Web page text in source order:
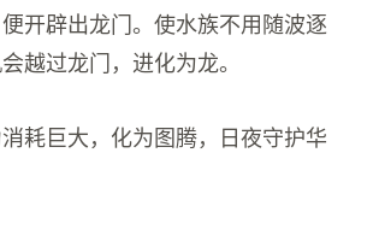
开辟出龙门。使水族不用随波逐
越过龙门，进化为龙。
耗巨大，化为图腾，日夜守护华